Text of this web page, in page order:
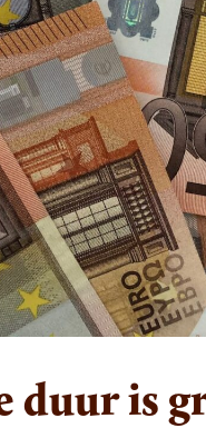
duur is